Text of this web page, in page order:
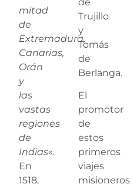
mitad
de
Extremadura,
Canarias,
Orán
y
las
vastas
regiones
de
Indias«.
En
1518,
Trujillo
y
Tomás
de
Berlanga.
El
promotor
de
estos
primeros
viajes
misioneros